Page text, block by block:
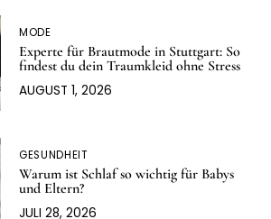
MODE
Experte für Brautmode in Stuttgart: So
findest du dein Traumkleid ohne Stress
AUGUST 1, 2026
GESUNDHEIT
Warum ist Schlaf so wichtig für Babys
und Eltern?
JULI 28, 2026